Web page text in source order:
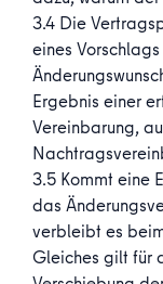
3.4 Die
eines
Ergebnis einer
Vereinbarung,
3.5 Kommt eine
das
verbleibt es
Gleiches gilt für